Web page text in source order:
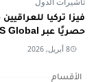
حصريًا عبر VFS Global مع الروابط الرسمية
8 أبريل, 2026
الأقسام